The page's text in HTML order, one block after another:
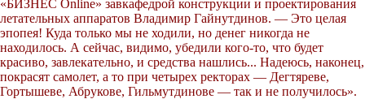
«БИЗНЕС Online» завкафедрой конструкции и проектирования
летательных аппаратов Владимир Гайнутдинов. — Это целая
эпопея! Куда только мы не ходили, но денег никогда не
находилось. А сейчас, видимо, убедили кого-то, что будет
красиво, завлекательно, и средства нашлись... Надеюсь, наконец,
покрасят самолет, а то при четырех ректорах — Дегтяреве,
Гортышеве, Абрукове, Гильмутдинове — так и не получилось».